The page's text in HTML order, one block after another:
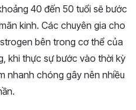
40 đến 50 tuổi sẽ bước
kinh. Các chuyên gia cho
bên trong cơ thể của
khi thực sự bước vào thời kỳ
nhanh chóng gây nên nhiều